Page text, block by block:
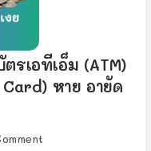
เอทีเอ็ม (ATM)
หาย อายัด